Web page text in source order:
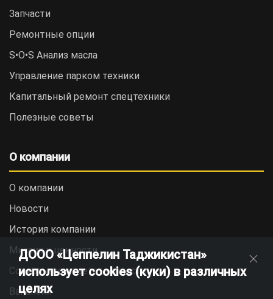
Запчасти
Ремонтные опции
S•O•S Анализ масла
Управление парком техники
Капитальный ремонт спецтехники
Полезные советы
О компании
О компании
Новости
История компании
Миссия и ценности
Социальная ответственность
Вакансии
ДООО «Цеппелин Таджикистан»
использует cookies (куки) в различных
целях